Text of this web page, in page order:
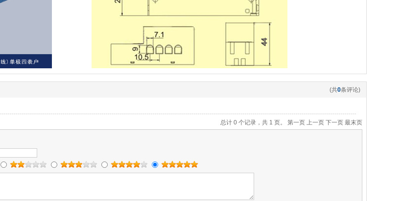
(共0条评论)
总计 0 个记录，共 1 页。 第一页 上一页 下一页 最末页